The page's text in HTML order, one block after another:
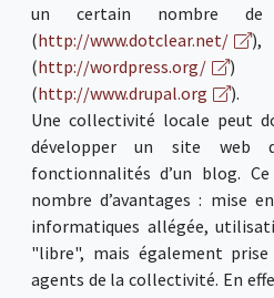
un certain nombre
(http://www.dotclear.net/
(http://wordpress.org/ )
(http://www.drupal.org
).
Une collectivité locale peut
développer un site web
fonctionnalités d’un blog.
nombre d’avantages : mise
informatiques allégée,
"libre", mais également
agents de la collectivité. En